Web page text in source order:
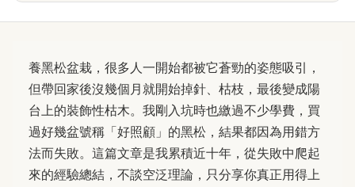
養黑松盆栽，很多人一開始都被它蒼勁的姿態吸引，
但帶回家後沒幾個月就開始掉針、枯枝，最後變成陽
台上的裝飾性枯木。我剛入坑時也繳過不少學費，買
過好幾盆號稱「好照顧」的黑松，結果都因為用錯方
法而失敗。這篇文章是我累積近十年，從失敗中爬起
來的經驗總結，不談空泛理論，只分享你真正用得上